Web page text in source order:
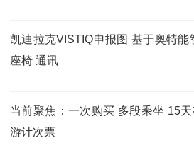
凯迪拉克VISTIQ申报图 基于奥特
座椅 通讯
当前聚焦：一次购买 多段乘坐 15
游计次票